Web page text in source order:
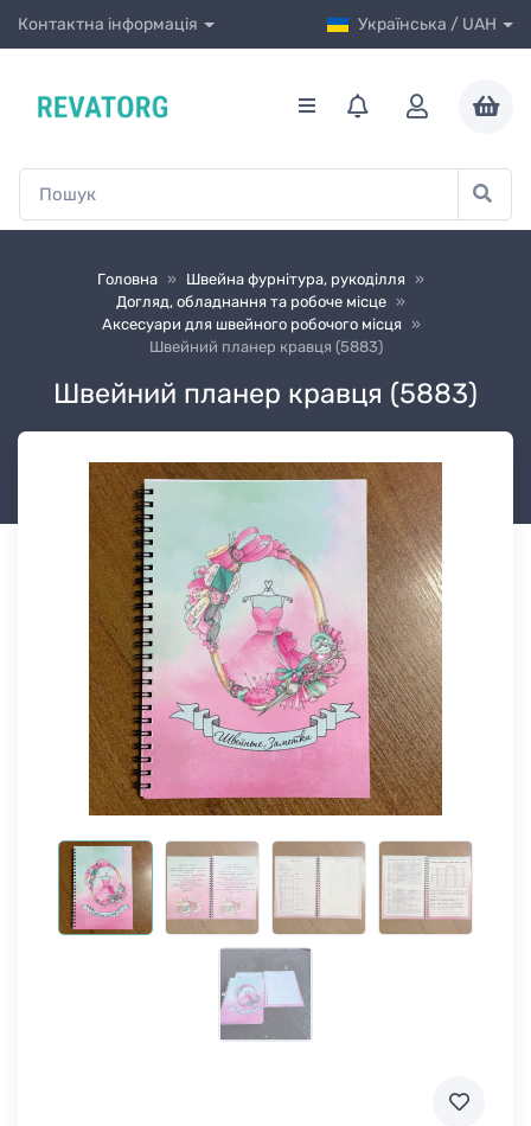
Контактна інформація Українська / UAH
Головна » Швейна фурнітура, рукоділля
»
Догляд, обладнання та робоче місце »
Аксесуари для швейного робочого місця
»
Швейний планер кравця (5883)
Швейний планер кравця (5883)